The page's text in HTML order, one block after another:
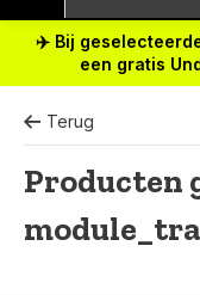
✈️ Bij
een gratis
Terug
Producten